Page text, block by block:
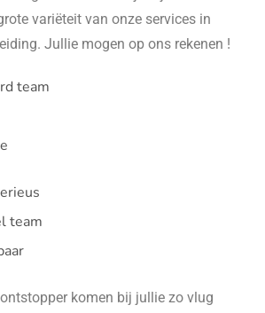
variëteit van onze services in
Jullie mogen op ons rekenen !
team
team
komen bij jullie zo vlug